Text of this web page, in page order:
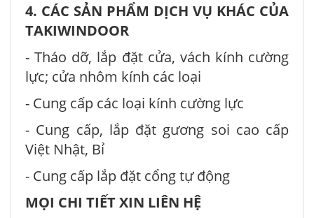
4. CÁC SẢN PHẨM DỊCH VỤ KHÁC CỦA
TAKIWINDOOR
- Tháo dỡ, lắp đặt cửa, vách kính cường
lực; cửa nhôm kính các loại
- Cung cấp các loại kính cường lực
- Cung cấp, lắp đặt gương soi cao cấp
Việt Nhật, Bỉ
- Cung cấp lắp đặt cổng tự động
MỌI CHI TIẾT XIN LIÊN HỆ